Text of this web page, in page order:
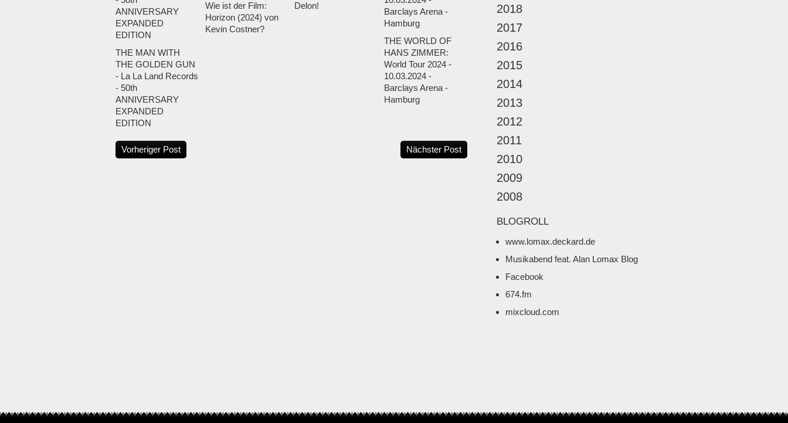
THE MAN WITH
THE GOLDEN GUN
- La La Land Records
- 50th
ANNIVERSARY
EXPANDED
EDITION
Wie ist der Film:
Horizon (2024) von
Kevin Costner?
Delon!
THE WORLD OF
HANS ZIMMER:
World Tour 2024 -
10.03.2024 -
Barclays Arena -
Hamburg
Vorheriger Post Nächster Post
2018
2017
2016
2015
2014
2013
2012
2011
2010
2009
2008
BLOGROLL
www.lomax.deckard.de
Musikabend feat. Alan Lomax Blog
Facebook
674.fm
mixcloud.com